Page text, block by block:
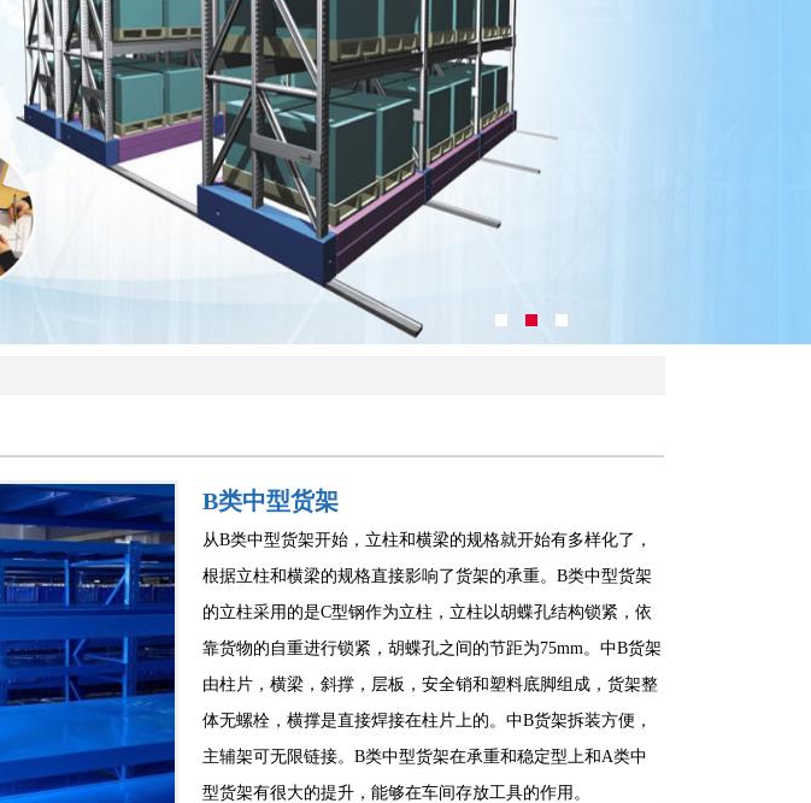
B类中型货架
从B类中型货架开始，立柱和横梁的规格就开始有多样化了，
根据立柱和横梁的规格直接影响了货架的承重。B类中型货架
的立柱采用的是C型钢作为立柱，立柱以胡蝶孔结构锁紧，依
靠货物的自重进行锁紧，胡蝶孔之间的节距为75mm。中B货架
由柱片，横梁，斜撑，层板，安全销和塑料底脚组成，货架整
体无螺栓，横撑是直接焊接在柱片上的。中B货架拆装方便，
主辅架可无限链接。B类中型货架在承重和稳定型上和A类中
型货架有很大的提升，能够在车间存放工具的作用。